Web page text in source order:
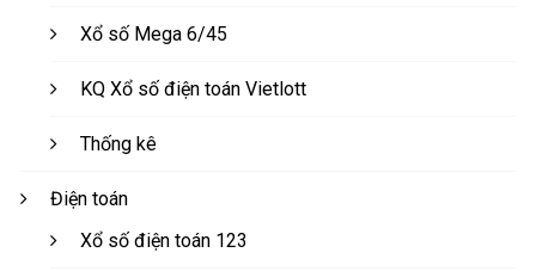
Xổ số Mega 6/45
KQ Xổ số điện toán Vietlott
Thống kê
Điện toán
Xổ số điện toán 123